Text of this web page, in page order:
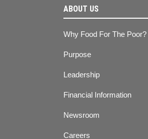
ABOUT US
Why Food For The Poor?
Purpose
Leadership
Financial Information
Newsroom
Careers